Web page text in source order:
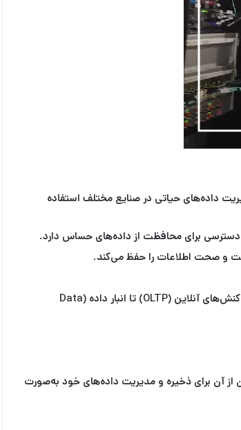
داده‌های حیاتی در صنایع مختلف استفاده
دسترسی برای محافظت از داده‌های حساس دارد.
و صحت اطلاعات را حفظ می‌کند.
پایگاه داده اوراکل از پرس‌وجوها و عملیات پیچیده روی داده‌ها پشتیبانی می‌کند و برای کاربردهایی از جمله پردازش تراکنش‌های آنلاین (OLTP) تا انبار داده (Data
از آن برای ذخیره و مدیریت داده‌های خود به‌صورت